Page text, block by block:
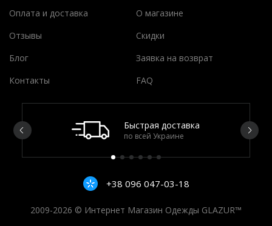
Оплата и доставка
О магазине
Отзывы
Скидки
Блог
Заявка на возврат
Контакты
FAQ
Быстрая доставка
по всей Украине
+38 096 047-03-18
2009-2026 © Интернет Магазин Одежды GLAZUR™